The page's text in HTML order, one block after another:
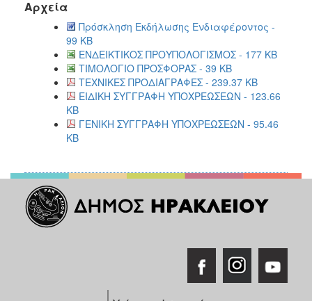
Αρχεία
Πρόσκληση Εκδήλωσης Ενδιαφέροντος -
99 KB
ΕΝΔΕΙΚΤΙΚΟΣ ΠΡΟΥΠΟΛΟΓΙΣΜΟΣ - 177 KB
ΤΙΜΟΛΟΓΙΟ ΠΡΟΣΦΟΡΑΣ - 39 KB
ΤΕΧΝΙΚΕΣ ΠΡΟΔΙΑΓΡΑΦΕΣ - 239.37 KB
ΕΙΔΙΚΗ ΣΥΓΓΡΑΦΗ ΥΠΟΧΡΕΩΣΕΩΝ - 123.66
KB
ΓΕΝΙΚΗ ΣΥΓΓΡΑΦΗ ΥΠΟΧΡΕΩΣΕΩΝ - 95.46
KB